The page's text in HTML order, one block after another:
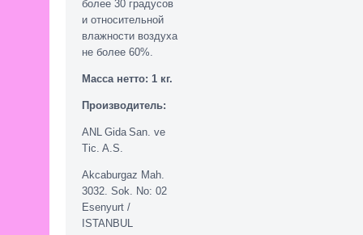
более 30 градусов
и относительной
влажности воздуха
не более 60%.
Масса нетто: 1 кг.
Производитель:
ANL Gida San. ve
Tic. A.S.
Akcaburgaz Mah.
3032. Sok. No: 02
Esenyurt /
ISTANBUL